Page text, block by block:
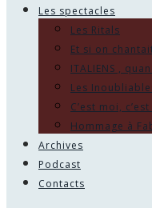
Les spectacles
Les Ritals
Et si on
ITALIENS ,
Les
C’est moi,
Hommage à
Archives
Podcast
Contacts